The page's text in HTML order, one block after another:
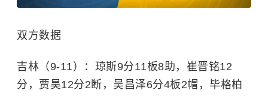
双方数据
吉林（9-11）：琼斯9分11板8助，崔晋铭12
分，贾昊12分2断， 吴昌泽6分4板2帽，毕格柏